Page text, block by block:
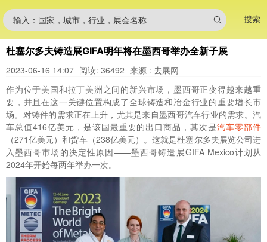
输入：国家，城市，行业，展会名称 搜索
杜塞尔多夫铸造展GIFA明年将在墨西哥举办全新子展
2023-06-16 14:07 阅读: 36492 来源 : 去展网
作为位于美国和拉丁美洲之间的新兴市场，墨西哥正变得越来越重
要，并且在这一关键位置构成了全球铸造和冶金行业的重要增长市
场。对铸件的需求正在上升，尤其是来自墨西哥汽车行业的需求。汽
车总值416亿美元，是该国最重要的出口商品，其次是汽车零部件
（271亿美元）和货车（238亿美元）。这就是杜塞尔多夫展览公司进
入墨西哥市场的决定性原因——墨西哥铸造展GIFA Mexico计划从
2024年开始每两年举办一次。